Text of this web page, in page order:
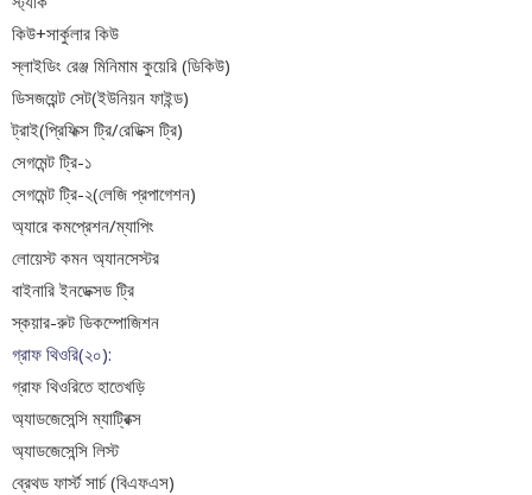
কিউ+সার্কুলার কিউ
স্লাইডিং রেঞ্জ মিনিমাম কুয়েরি (ডিকিউ)
ডিসজয়েন্ট সেট(ইউনিয়ন ফাইন্ড)
ট্রাই(প্রিফিক্স ট্রি/রেডিক্স ট্রি)
সেগমেন্ট ট্রি-১
সেগমেন্ট ট্রি-২(লেজি প্রপাগেশন)
অ্যারে কমপ্রেশন/ম্যাপিং
লোয়েস্ট কমন অ্যানসেস্টর
বাইনারি ইনডেক্সড ট্রি
স্কয়ার-রুট ডিকম্পোজিশন
গ্রাফ থিওরি(২০):
গ্রাফ থিওরিতে হাতেখড়ি
অ্যাডজেসেন্সি ম্যাট্রিক্স
অ্যাডজেসেন্সি লিস্ট
ব্রেথড ফার্স্ট সার্চ (বিএফএস)